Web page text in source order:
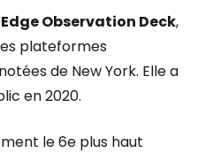
Observation Deck,
plateformes
de New York. Elle a
en 2020.
le 6e plus haut